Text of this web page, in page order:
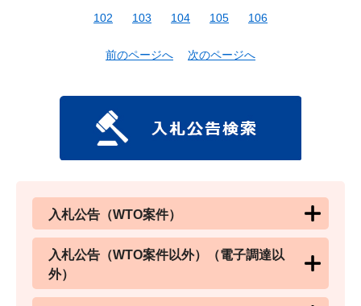
102
103 104 105 106
前のページへ 次のページへ
入札公告（WTO案件）
入札公告（WTO案件以外）（電子調達以
外）